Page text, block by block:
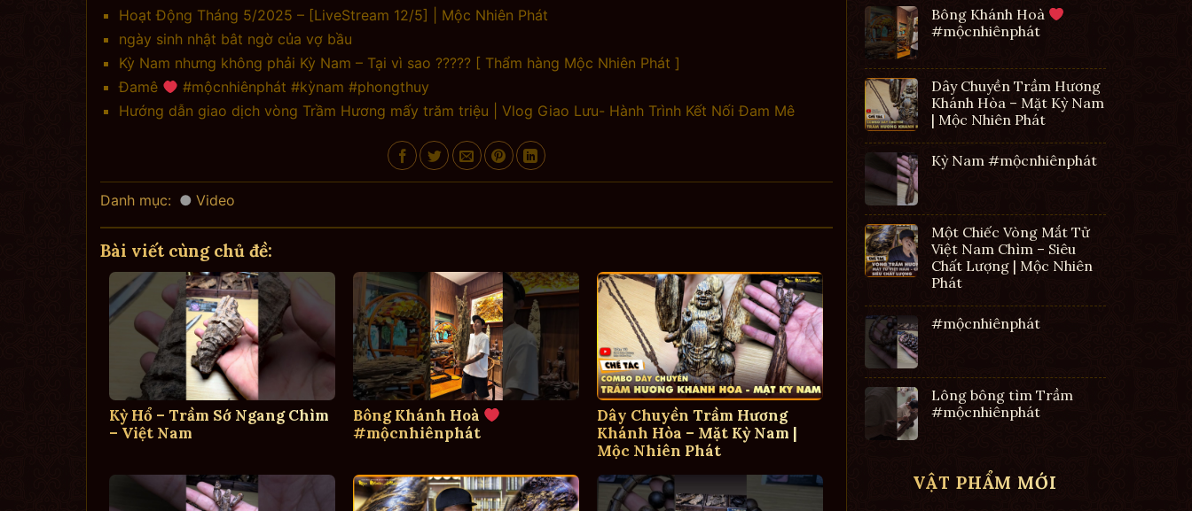
Hoạt Động Tháng 5/2025 – [LiveStream 12/5] | Mộc Nhiên Phát
ngày sinh nhật bât ngờ của vợ bầu
Kỳ Nam nhưng không phải Kỳ Nam – Tại vì sao ????? [ Thẩm hàng Mộc Nhiên Phát ]
Đamê
#mộcnhiênphát #kỳnam #phongthuy
Hướng dẫn giao dịch vòng Trầm Hương mấy trăm triệu | Vlog Giao Lưu- Hành Trình Kết Nối Đam Mê
Danh mục: Video
Bài viết cùng chủ đề:
Kỳ Hổ – Trầm Sớ Ngang Chìm
– Việt Nam
Bông Khánh Hoà
#mộcnhiênphát
Dây Chuyền Trầm Hương
Khánh Hòa – Mặt Kỳ Nam |
Mộc Nhiên Phát
Bông Khánh Hoà
#mộcnhiênphát
Dây Chuyền Trầm Hương
Khánh Hòa – Mặt Kỳ Nam
| Mộc Nhiên Phát
Kỳ Nam #mộcnhiênphát
Một Chiếc Vòng Mắt Tử
Việt Nam Chìm – Siêu
Chất Lượng | Mộc Nhiên
Phát
#mộcnhiênphát
Lông bông tìm Trầm
#mộcnhiênphát
VẬT PHẨM MỚI